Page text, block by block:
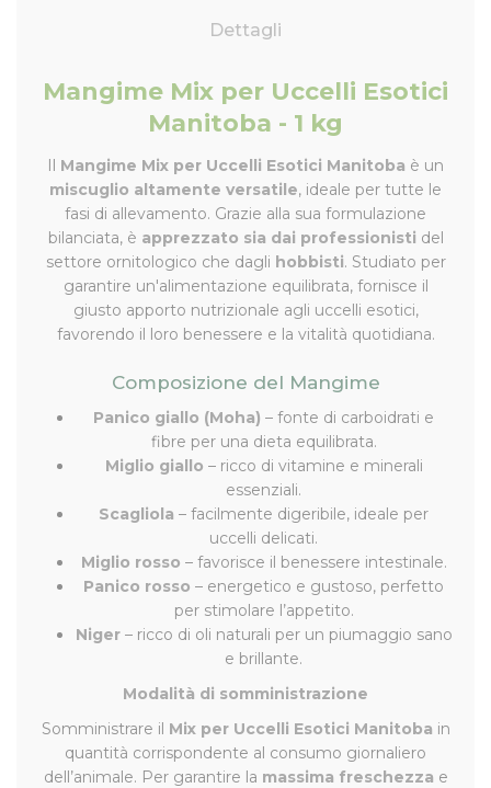
Dettagli
Mangime Mix per Uccelli Esotici
Manitoba - 1 kg
Il Mangime Mix per Uccelli Esotici Manitoba è un
miscuglio altamente versatile, ideale per tutte le
fasi di allevamento. Grazie alla sua formulazione
bilanciata, è apprezzato sia dai professionisti del
settore ornitologico che dagli hobbisti. Studiato per
garantire un'alimentazione equilibrata, fornisce il
giusto apporto nutrizionale agli uccelli esotici,
favorendo il loro benessere e la vitalità quotidiana.
Composizione del Mangime
Panico giallo (Moha) – fonte di carboidrati e
fibre per una dieta equilibrata.
Miglio giallo – ricco di vitamine e minerali
essenziali.
Scagliola – facilmente digeribile, ideale per
uccelli delicati.
Miglio rosso – favorisce il benessere intestinale.
Panico rosso – energetico e gustoso, perfetto
per stimolare l’appetito.
Niger– ricco di oli naturali per un piumaggio sano
e brillante.
Modalità di somministrazione
Somministrare il Mix per Uccelli Esotici Manitoba in
quantità corrispondente al consumo giornaliero
dell’animale. Per garantire la massima freschezza e